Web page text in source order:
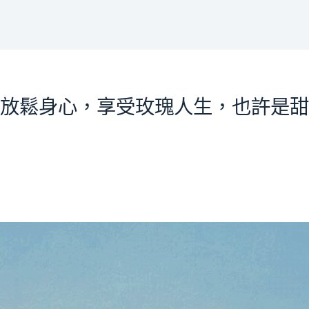
放鬆身心，享受玫瑰人生，也許是